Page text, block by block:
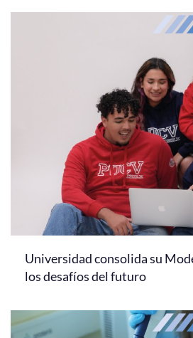
Universidad consolida su
los desafíos del futuro